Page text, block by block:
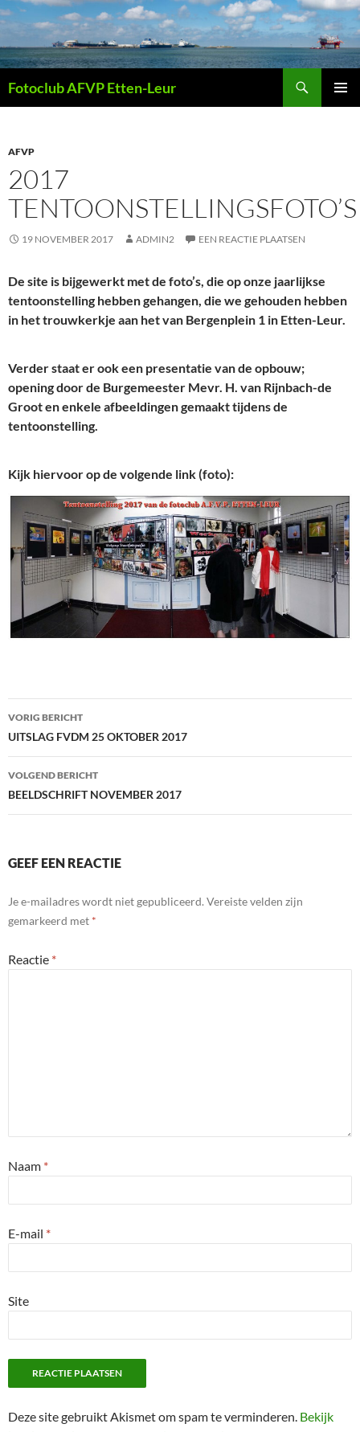
Ga
naar
de
inhoud
Fotoclub AFVP Etten-Leur
AFVP
2017
TENTOONSTELLINGSFOTO’S
19 NOVEMBER 2017 ADMIN2 EEN REACTIE PLAATSEN
De site is bijgewerkt met de foto’s, die op onze jaarlijkse
tentoonstelling hebben gehangen, die we gehouden hebben
in het trouwkerkje aan het van Bergenplein 1 in Etten-Leur.
Verder staat er ook een presentatie van de opbouw;
opening door de Burgemeester Mevr. H. van Rijnbach-de
Groot en enkele afbeeldingen gemaakt tijdens de
tentoonstelling.
Kijk hiervoor op de volgende link (foto):
Bericht
navigatie
VORIG BERICHT
UITSLAG FVDM 25 OKTOBER 2017
VOLGEND BERICHT
BEELDSCHRIFT NOVEMBER 2017
GEEF EEN REACTIE
Je e-mailadres wordt niet gepubliceerd.Vereiste velden zijn
gemarkeerd met *
Reactie *
Naam *
E-mail *
Site
Deze site gebruikt Akismet om spam te verminderen. Bekijk